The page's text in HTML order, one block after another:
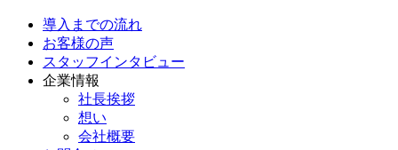
導入までの流れ
お客様の声
スタッフインタビュー
企業情報
社長挨拶
想い
会社概要